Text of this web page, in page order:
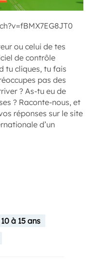
ou celui de tes
de contrôle
tu cliques, tu fais
pas des
? As-tu eu de
? Raconte-nous, et
réponses sur le site
d’un
à 15 ans